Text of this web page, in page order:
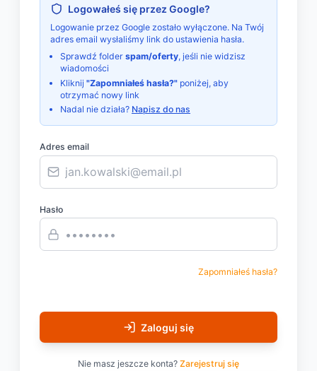
Logowałeś się przez Google?
Logowanie przez Google zostało wyłączone. Na Twój
adres email wysłaliśmy link do ustawienia hasła.
Sprawdź folder spam/oferty, jeśli nie widzisz
wiadomości
Kliknij "Zapomniałeś hasła?" poniżej, aby
otrzymać nowy link
Nadal nie działa? Napisz do nas
Adres email
Hasło
Zapomniałeś hasła?
Zaloguj się
Nie masz jeszcze konta? Zarejestruj się